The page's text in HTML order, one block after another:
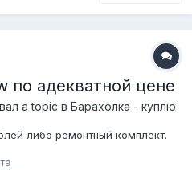
по адекватной цене
a topic в Барахолка - куплю
либо ремонтный комплект.